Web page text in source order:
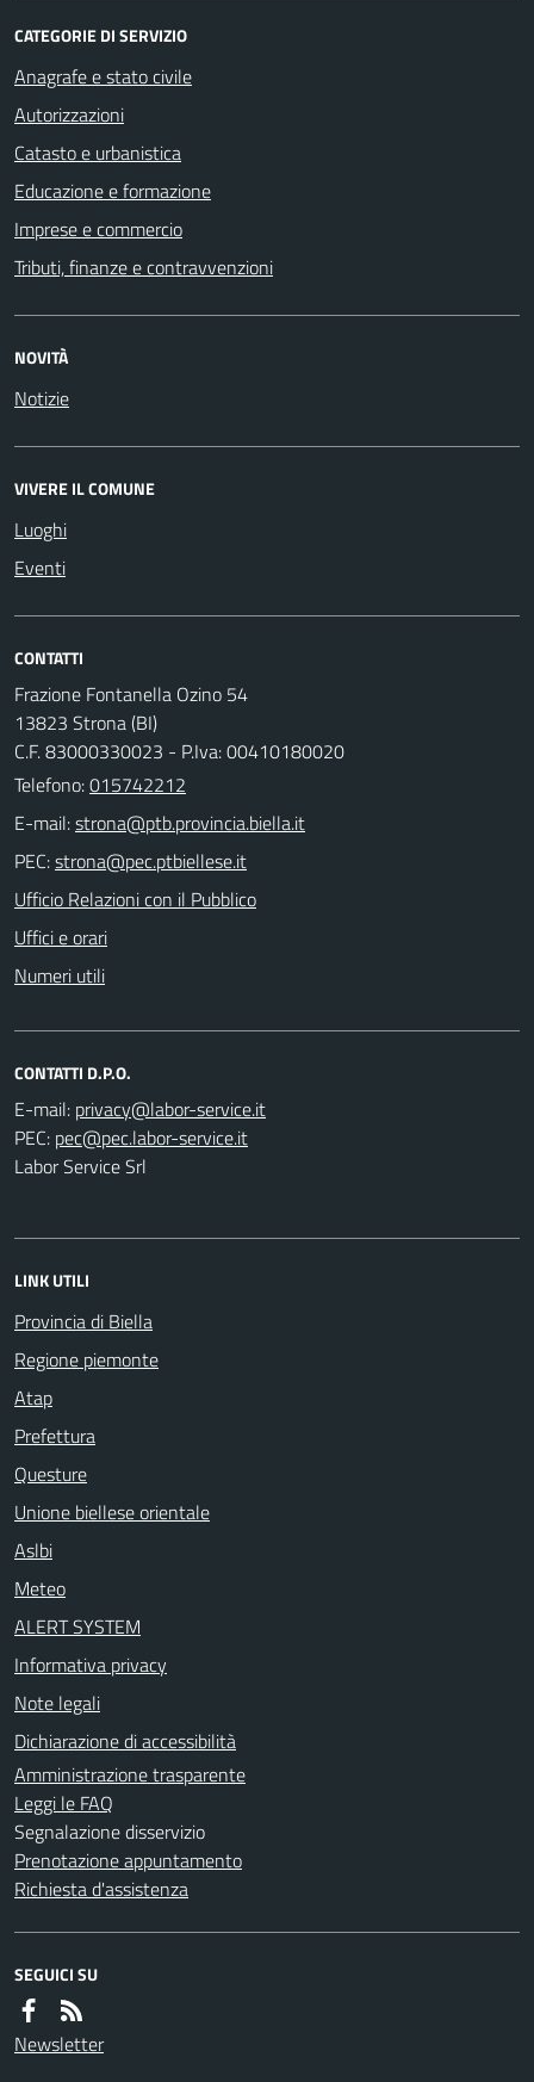
CATEGORIE DI SERVIZIO
Anagrafe e stato civile
Autorizzazioni
Catasto e urbanistica
Educazione e formazione
Imprese e commercio
Tributi, finanze e contravvenzioni
NOVITÀ
Notizie
VIVERE IL COMUNE
Luoghi
Eventi
CONTATTI
Frazione Fontanella Ozino 54
13823 Strona (BI)
C.F. 83000330023 - P.Iva: 00410180020
Telefono:015742212
E-mail:
PEC:
Ufficio Relazioni con il Pubblico
Uffici e orari
Numeri utili
CONTATTI D.P.O.
E-mail:
PEC:
Labor Service Srl
LINK UTILI
Provincia di Biella
Regione piemonte
Atap
Prefettura
Questure
Unione biellese orientale
Aslbi
Meteo
ALERT SYSTEM
Informativa privacy
Note legali
Dichiarazione di accessibilità
Amministrazione trasparente
Leggi le FAQ
Segnalazione disservizio
Prenotazione appuntamento
Richiesta d'assistenza
SEGUICI SU
Newsletter